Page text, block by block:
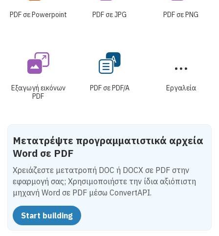
PDF σε Powerpoint PDF σε JPG PDF σε PNG
Εξαγωγή εικόνων
PDF
PDF σε PDF/A Εργαλεία
Μετατρέψτε προγραμματιστικά αρχεία
Word σε PDF
Χρειάζεστε μετατροπή DOC ή DOCX σε PDF στην
εφαρμογή σας; Χρησιμοποιήστε την ίδια αξιόπιστη
μηχανή Word σε PDF μέσω ConvertAPI.
Start building